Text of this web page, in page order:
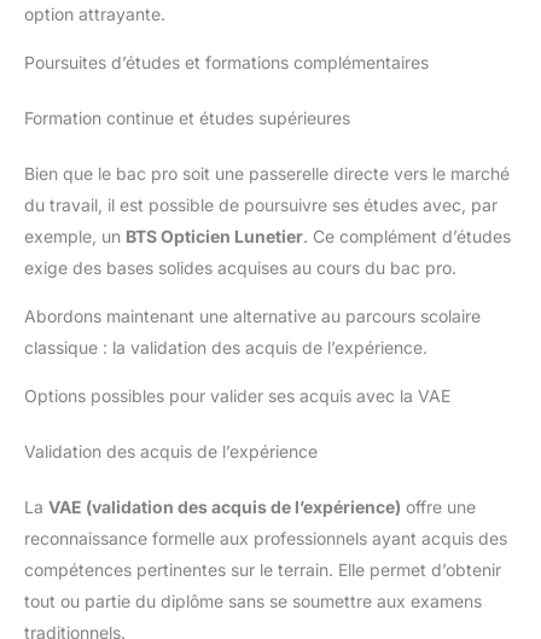
option attrayante.
Poursuites d’études et formations complémentaires
Formation continue et études supérieures
Bien que le bac pro soit une passerelle directe vers le marché
du travail, il est possible de poursuivre ses études avec, par
exemple, un BTS Opticien Lunetier. Ce complément d’études
exige des bases solides acquises au cours du bac pro.
Abordons maintenant une alternative au parcours scolaire
classique : la validation des acquis de l’expérience.
Options possibles pour valider ses acquis avec la VAE
Validation des acquis de l’expérience
La VAE (validation des acquis de l’expérience) offre une
reconnaissance formelle aux professionnels ayant acquis des
compétences pertinentes sur le terrain. Elle permet d’obtenir
tout ou partie du diplôme sans se soumettre aux examens
traditionnels.